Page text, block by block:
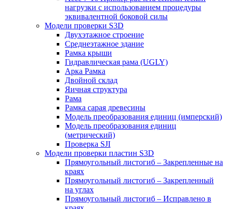
нагрузки с использованием процедуры
эквивалентной боковой силы
Модели проверки S3D
Двухэтажное строение
Среднеэтажное здание
Рамка крыши
Гидравлическая рама (UGLY)
Арка Рамка
Двойной склад
Яичная структура
Рама
Рамка сарая древесины
Модель преобразования единиц (имперский)
Модель преобразования единиц
(метрический)
Проверка SJI
Модели проверки пластин S3D
Прямоугольный листогиб – Закрепленные на
краях
Прямоугольный листогиб – Закрепленный
на углах
Прямоугольный листогиб – Исправлено в